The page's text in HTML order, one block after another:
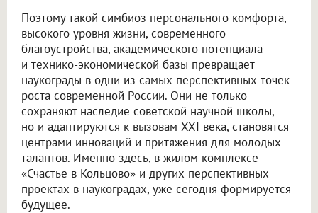
Поэтому такой симбиоз персонального комфорта,
высокого уровня жизни, современного
благоустройства, академического потенциала
и технико-экономической базы превращает
наукограды в одни из самых перспективных точек
роста современной России. Они не только
сохраняют наследие советской научной школы,
но и адаптируются к вызовам XXI века, становятся
центрами инноваций и притяжения для молодых
талантов. Именно здесь, в жилом комплексе
«Счастье в Кольцово» и других перспективных
проектах в наукоградах, уже сегодня формируется
будущее.